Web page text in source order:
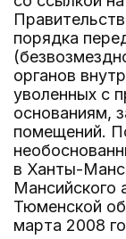
порядка
органов
уволенных с
основаниям,
помещений.
в Ханты-
Мансийского
Тюменской
марта 2008